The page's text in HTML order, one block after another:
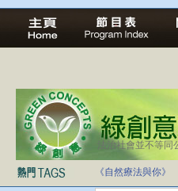
法治社會並不等同
《自然療法與你》